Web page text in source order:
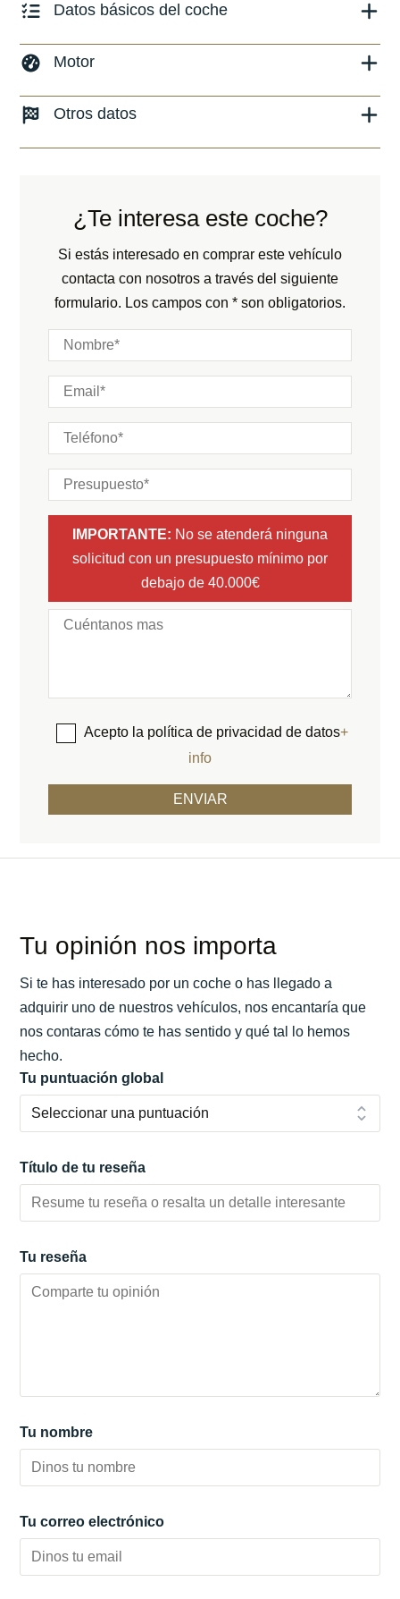
Datos básicos del coche
Marca y modelo:
Fecha de matriculación:
Kilómetros:1700KM
Motor
Combustible: Gasolina
Potencia:666 CV
Marchas:
Otros datos
Blanco
Color interior:Negro
Carrocería:N/D
Puertas:
Plazas:
¿Te interesa este coche?
Si estás interesado en comprar este vehículo
contacta con nosotros a través del siguiente
formulario. Los campos con * son obligatorios.
IMPORTANTE: No se atenderá ninguna
solicitud con un presupuesto mínimo por
debajo de 40.000€
Acepto la política de privacidad de datos+
info
Tu opinión nos importa
Si te has interesado por un coche o has llegado a
adquirir uno de nuestros vehículos, nos encantaría que
nos contaras cómo te has sentido y qué tal lo hemos
hecho.
Tu puntuación global
Título de tu reseña
Tu reseña
Tu nombre
Tu correo electrónico